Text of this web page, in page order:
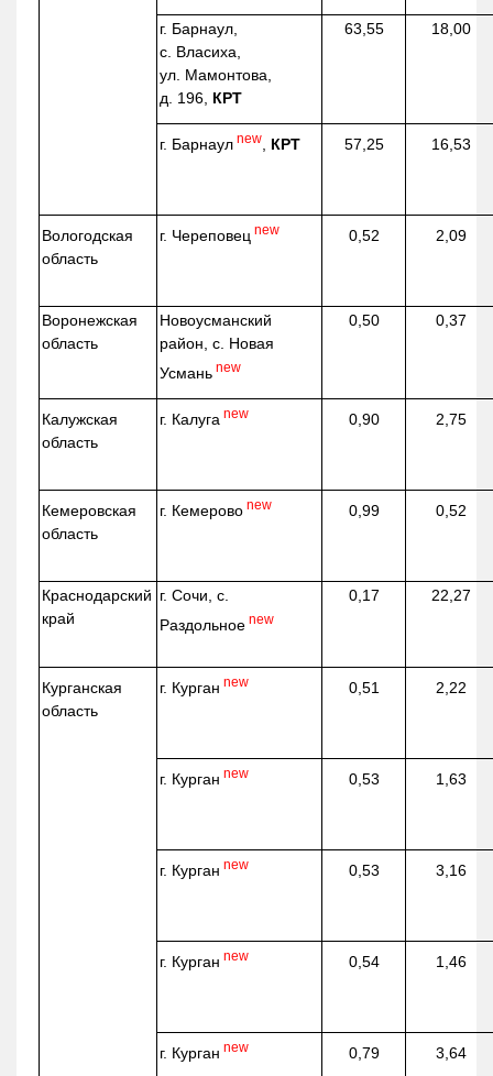
г. Барнаул,
с. Власиха,
ул. Мамонтова,
д. 196, КРТ
63,55 18,00
г. Барнаул new КРТ 57,25 16,53
Вологодская
область
г. Череповец new 0,52 2,09
Воронежская
область
Новоусманский
район, с. Новая
Усмань new
0,50 0,37
Калужская
область
г. Калуга new 0,90 2,75
Кемеровская
область
г. Кемерово new 0,99 0,52
Краснодарский
край
г. Сочи, с.
Раздольное new
0,17 22,27
Курганская
область
г. Курган new 0,51 2,22
г. Курган new 0,53 1,63
г. Курган new 0,53 3,16
г. Курган new 0,54 1,46
г. Курган new 0,79 3,64